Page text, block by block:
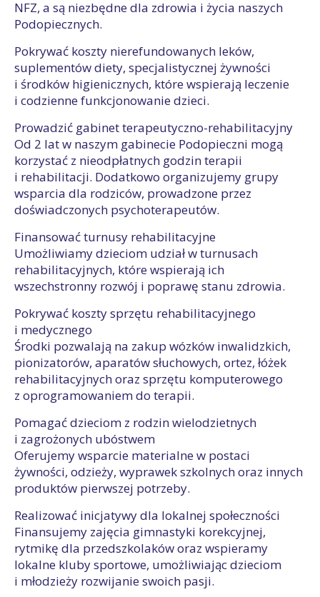
NFZ, a są niezbędne dla zdrowia i życia naszych
Podopiecznych.
Pokrywać koszty nierefundowanych leków,
suplementów diety, specjalistycznej żywności
i środków higienicznych, które wspierają leczenie
i codzienne funkcjonowanie dzieci.
Prowadzić gabinet terapeutyczno-rehabilitacyjny
Od 2 lat w naszym gabinecie Podopieczni mogą
korzystać z nieodpłatnych godzin terapii
i rehabilitacji. Dodatkowo organizujemy grupy
wsparcia dla rodziców, prowadzone przez
doświadczonych psychoterapeutów.
Finansować turnusy rehabilitacyjne
Umożliwiamy dzieciom udział w turnusach
rehabilitacyjnych, które wspierają ich
wszechstronny rozwój i poprawę stanu zdrowia.
Pokrywać koszty sprzętu rehabilitacyjnego
i medycznego
Środki pozwalają na zakup wózków inwalidzkich,
pionizatorów, aparatów słuchowych, ortez, łóżek
rehabilitacyjnych oraz sprzętu komputerowego
z oprogramowaniem do terapii.
Pomagać dzieciom z rodzin wielodzietnych
i zagrożonych ubóstwem
Oferujemy wsparcie materialne w postaci
żywności, odzieży, wyprawek szkolnych oraz innych
produktów pierwszej potrzeby.
Realizować inicjatywy dla lokalnej społeczności
Finansujemy zajęcia gimnastyki korekcyjnej,
rytmikę dla przedszkolaków oraz wspieramy
lokalne kluby sportowe, umożliwiając dzieciom
i młodzieży rozwijanie swoich pasji.